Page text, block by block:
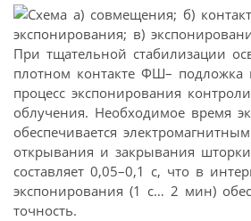
При тщательной стабилизации
плотном контакте ФШ– подложка
процесс экспонирования
облучения. Необходимое время
обеспечивается
открывания и закрывания
составляет 0,05–0,1 с, что в
экспонирования (1 с… 2 мин)
точность.